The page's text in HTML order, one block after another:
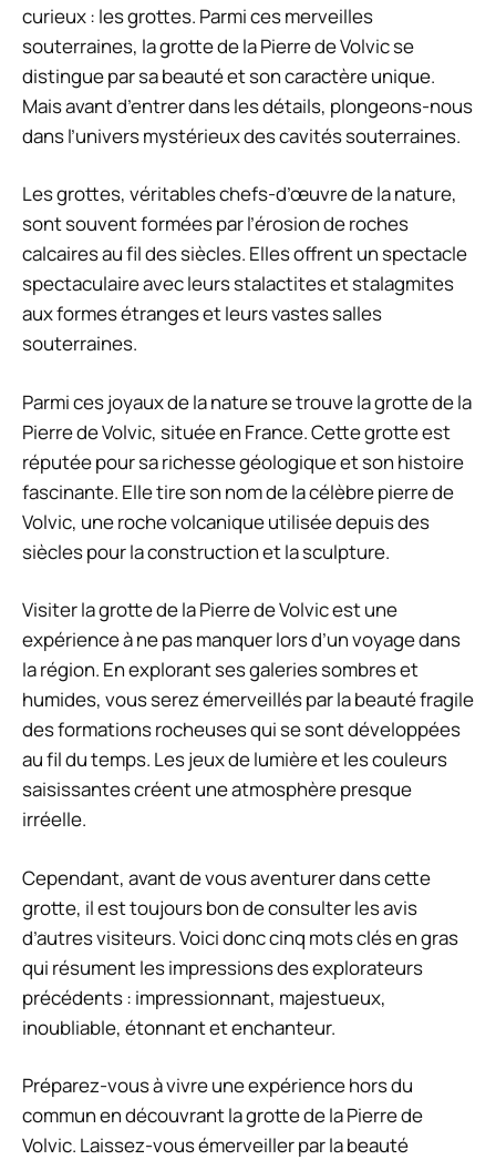
curieux : les grottes. Parmi ces merveilles
souterraines, la grotte de la Pierre de Volvic se
distingue par sa beauté et son caractère unique.
Mais avant d’entrer dans les détails, plongeons-nous
dans l’univers mystérieux des cavités souterraines.
Les grottes, véritables chefs-d’œuvre de la nature,
sont souvent formées par l’érosion de roches
calcaires au fil des siècles. Elles offrent un spectacle
spectaculaire avec leurs stalactites et stalagmites
aux formes étranges et leurs vastes salles
souterraines.
Parmi ces joyaux de la nature se trouve la grotte de la
Pierre de Volvic, située en France. Cette grotte est
réputée pour sa richesse géologique et son histoire
fascinante. Elle tire son nom de la célèbre pierre de
Volvic, une roche volcanique utilisée depuis des
siècles pour la construction et la sculpture.
Visiter la grotte de la Pierre de Volvic est une
expérience à ne pas manquer lors d’un voyage dans
la région. En explorant ses galeries sombres et
humides, vous serez émerveillés par la beauté fragile
des formations rocheuses qui se sont développées
au fil du temps. Les jeux de lumière et les couleurs
saisissantes créent une atmosphère presque
irréelle.
Cependant, avant de vous aventurer dans cette
grotte, il est toujours bon de consulter les avis
d’autres visiteurs. Voici donc cinq mots clés en gras
qui résument les impressions des explorateurs
précédents : impressionnant, majestueux,
inoubliable, étonnant et enchanteur.
Préparez-vous à vivre une expérience hors du
commun en découvrant la grotte de la Pierre de
Volvic. Laissez-vous émerveiller par la beauté